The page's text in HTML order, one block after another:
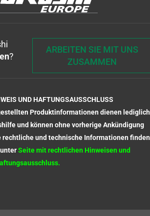
?
ARBEITEN SIE MIT UNS
ZUSAMMEN
UND HAFTUNGSAUSSCHLUSS
Produktinformationen dienen lediglich
und können ohne vorherige Ankündigung
und technische Informationen finden
Seite mit rechtlichen Hinweisen und